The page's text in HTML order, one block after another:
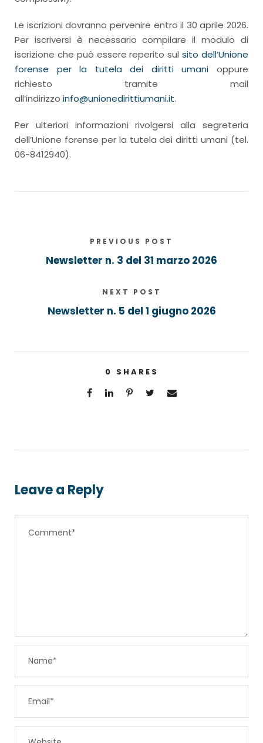
Le iscrizioni dovranno pervenire entro il 30 aprile 2026.
Per iscriversi è necessario compilare il modulo di
iscrizione che può essere reperito sulsito dell’Unione
forense per la tutela dei diritti umani oppure
richiesto tramite mail
all’indirizzo info@unionedirittiumani.it.
Per ulteriori informazioni rivolgersi alla segreteria
dell’Unione forense per la tutela dei diritti umani (tel.
06-8412940).
PREVIOUS POST
Newsletter n. 3 del 31 marzo 2026
NEXT POST
Newsletter n. 5 del 1 giugno 2026
0 SHARES
Leave a Reply